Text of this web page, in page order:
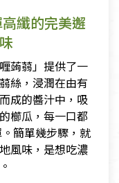
纖的完美邂
蒟蒻」提供了一
絲，浸潤在由有
成的醬汁中，吸
櫛瓜，每一口都
簡單幾步驟，就
風味，是想吃濃